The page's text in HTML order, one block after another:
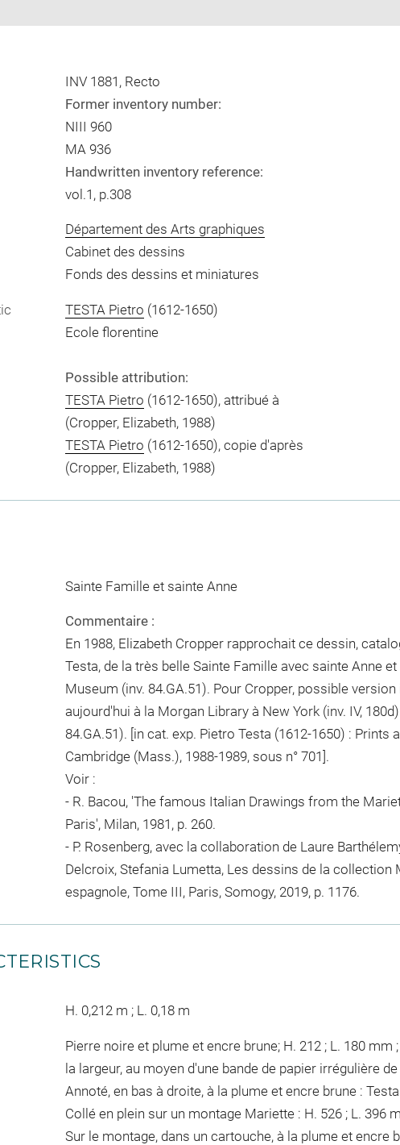
INV 1881, Recto
Former inventory number:
NIII 960
MA 936
Handwritten inventory reference:
vol.1, p.308
Département des Arts graphiques
Cabinet des dessins
Fonds des dessins et miniatures
TESTA Pietro (1612-1650)
Ecole florentine
Possible attribution:
TESTA Pietro (1612-1650), attribué à
(Cropper, Elizabeth, 1988)
TESTA Pietro (1612-1650), copie d'après
(Cropper, Elizabeth, 1988)
Sainte Famille et sainte Anne
Commentaire :
En 1988, Elizabeth Cropper rapprochait ce dessin,
Testa, de la très belle Sainte Famille avec sainte Anne
Museum (inv. 84.GA.51). Pour Cropper, possible
aujourd'hui à la Morgan Library à New York (inv. IV,
84.GA.51). [in cat. exp. Pietro Testa (1612-1650) : Prints
Cambridge (Mass.), 1988-1989, sous n° 701].
Voir :
- R. Bacou, 'The famous Italian Drawings from the
Paris', Milan, 1981, p. 260.
- P. Rosenberg, avec la collaboration de Laure
Delcroix, Stefania Lumetta, Les dessins de la collection
espagnole, Tome III, Paris, Somogy, 2019, p. 1176.
H. 0,212 m ; L. 0,18 m
Pierre noire et plume et encre brune; H. 212 ; L. 180 mm
la largeur, au moyen d'une bande de papier irrégulière
Annoté, en bas à droite, à la plume et encre brune : Testa
Collé en plein sur un montage Mariette : H. 526 ; L. 396
Sur le montage, dans un cartouche, à la plume et encre